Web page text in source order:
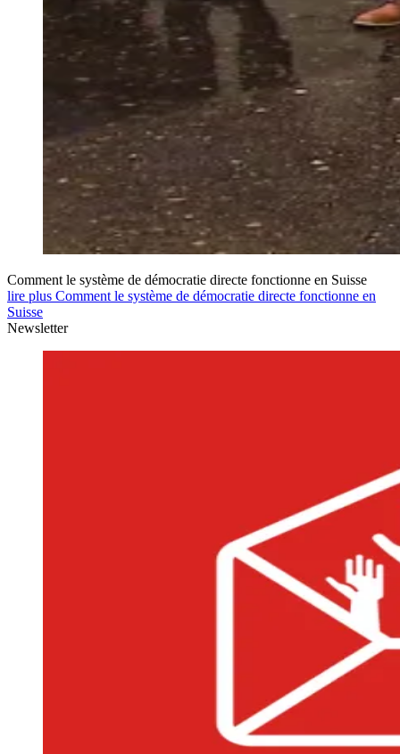
Comment le système de démocratie directe fonctionne en Suisse
lire plus Comment le système de démocratie directe fonctionne en
Suisse
Newsletter